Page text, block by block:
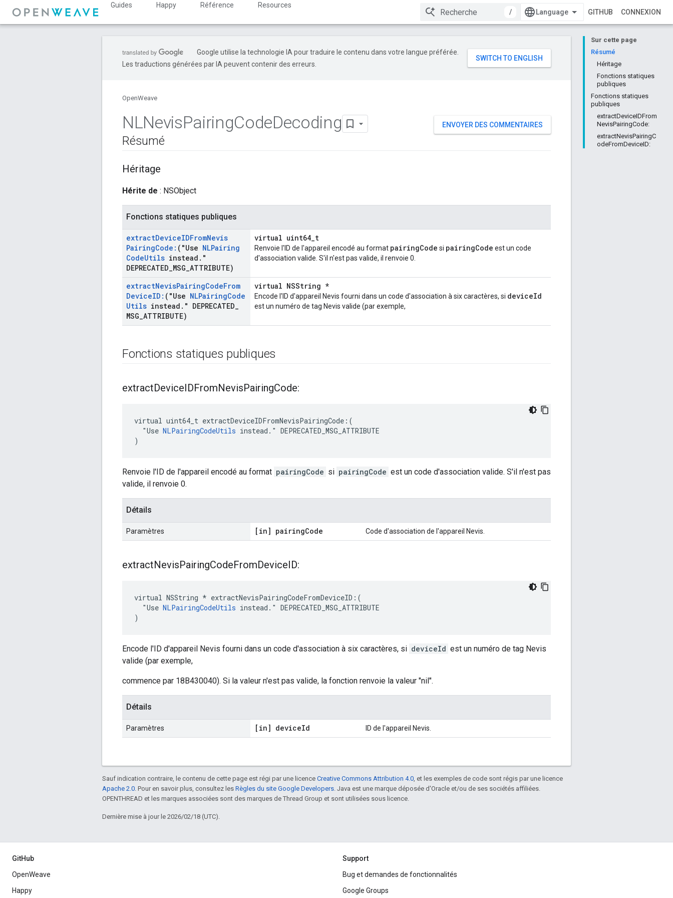
Guides Happy Référence
Resources
/
GITHUB CONNEXION
Sur cette page
Résumé
Héritage
Fonctions statiques
publiques
Fonctions statiques
publiques
extractDeviceIDFrom
NevisPairingCode:
extractNevisPairingC
odeFromDeviceID:
Google utilise la technologie IA pour traduire le contenu dans votre langue préférée.
Les traductions générées par IA peuvent contenir des erreurs.
OpenWeave
ENVOYER DES COMMENTAIRES
NLNevisPairingCodeDecoding
Résumé
Héritage
Hérite de : NSObject
Fonctions statiques publiques
extractDeviceIDFromNevis
PairingCode: ("Use NLPairing
CodeUtils instead . "
DEPRECATED MSG ATTRIBUTE)
virtual uint64_t
Renvoie l'ID de l'appareil encodé au format pairingCode si pairingCode est un code
d'association valide. S'il n'est pas valide, il renvoie 0.
extractNevisPairingCodeFrom
DeviceID: ("Use NLPairingCode
Utils instead . " DEPRECATED
MSG ATTRIBUTE)
virtual NSString *
Encode l'ID d'appareil Nevis fourni dans un code d'association à six caractères, si deviceId
est un numéro de tag Nevis valide (par exemple,
Fonctions statiques publiques
extractDeviceIDFromNevisPairingCode:
virtual uint64_t extractDeviceIDFromNevisPairingCode:(
  "Use
NLPairingCodeUtils instead." DEPRECATED_MSG_ATTRIBUTE
)
Renvoie l'ID de l'appareil encodé au format pairingCode si pairingCode est un code d'association valide. S'il n'est pas
valide, il renvoie 0.
Détails
Paramètres [in] pairingCode Code d'association de l'appareil Nevis.
extractNevisPairingCodeFromDeviceID:
virtual NSString * extractNevisPairingCodeFromDeviceID:(
  "Use
NLPairingCodeUtils instead." DEPRECATED_MSG_ATTRIBUTE
)
Encode l'ID d'appareil Nevis fourni dans un code d'association à six caractères, si deviceId est un numéro de tag Nevis
valide (par exemple,
commence par 18B430040). Si la valeur n'est pas valide, la fonction renvoie la valeur "nil".
Détails
Paramètres [in] deviceId ID de l'appareil Nevis.
Sauf indication contraire, le contenu de cette page est régi par une licence Creative Commons Attribution 4.0, et les exemples de code sont régis par une licence
Apache 2.0. Pour en savoir plus, consultez les Règles du site Google Developers. Java est une marque déposée d'Oracle et/ou de ses sociétés affiliées.
OPENTHREAD et les marques associées sont des marques de Thread Group et sont utilisées sous licence.
Dernière mise à jour le 2026/02/18 (UTC).
GitHub
OpenWeave
Happy
Support
Bug et demandes de fonctionnalités
Google Groups